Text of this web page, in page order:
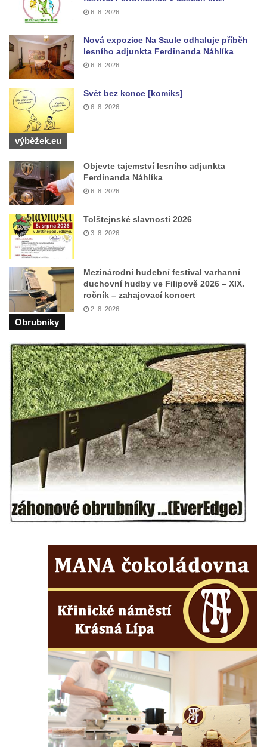
Kaple mezi Dolním Třebonínem a Horním
Třebonínem
Kaple v severní části Dolního Třebonína
Márnice na hřbitově v Rybniště
Kaple u kostela svatého Jiljí v Lužci nad
Kostel svatého Jiljí v Lužci nad Vltavou
Kaple Božího těla na hřbitově v Hostíně u
Vojkovic
Kostel Nanebevzetí Panny Marie v Hostíně
u Vojkovic
Kaple svatého Bartoloměje v Bukolu
Hřbitovní kaple na hřbitově v Lužci nad
Vltavou
Márnice na hřbitově v Lužci nad Vltavou
Márnice na hřbitově v Hrobčicích
Kostel svatého Havla na hřbitově v
Hrobčicích
Kaple svatého Vavřince v Mirošovicích
Márnice na hřbitově v Dobříni
Kaple v Bezděkově
Kaple Nejsvětější Trojice v centru Liběšic
Výklenková kaple na rozcestí na jižním
okraji Liběšic
Kostel svaté Kateřiny v Chouči
Kaple svatého Blažeje východně od Lužice
Kostel svatého Augustina v Lužici
Márnice na hřbitově v Lužici
Kostel svatého Martina v Kozlech
Vesnický kostel v Reinhardtsdorfu
Crostau
Kaple Nanebevstoupení Panny Marie ve
Výklenková kaple Piety ve Svojkově
Kostel Nejsvětější Trojice ve Velenicích
Kostel svatého Vavřince v Okounově
Kostel svatých Petra a Pavla v Semilech
Kostel Nanebevzetí Panny Marie (St. Mariä
6. 8. 2026
Nová expozice Na Saule odhaluje příběh
lesního adjunkta Ferdinanda Náhlíka
6. 8. 2026
Svět bez konce [komiks]
6. 8. 2026
výběžek.eu
Objevte tajemství lesního adjunkta
Ferdinanda Náhlíka
6. 8. 2026
Tolštejnské slavnosti 2026
3. 8. 2026
Mezinárodní hudební festival varhanní
duchovní hudby ve Filipově 2026 – XIX.
ročník – zahajovací koncert
2. 8. 2026
Obrubniky